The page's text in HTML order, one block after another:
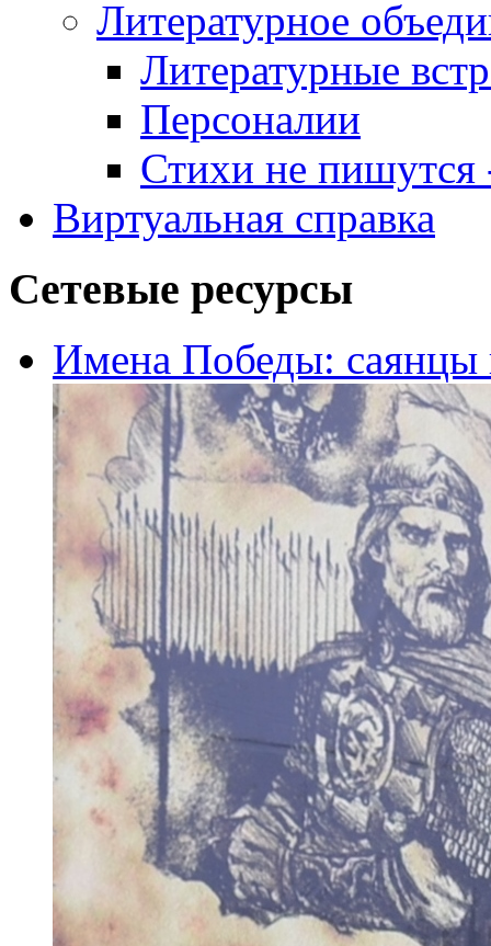
Литературное
Литературные
Персоналии
Стихи не пишутся
Виртуальная справка
Сетевые ресурсы
Имена Победы: саянцы